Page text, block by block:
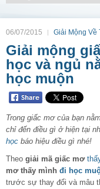
06/07/2015 Giải Mộng Về
Giải mộng
học và ngủ
học muộn
Trong giấc mơ của bạn
chỉ đến điều gì ở hiện tại
học báo hiệu điều gì nhé!
Theo giải mã giấc mơ
mơ thấy mình đi học
trước sự thay đổi và mâu